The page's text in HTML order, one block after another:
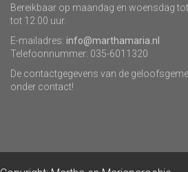
Bereikbaar op maandag en woensdag
tot 12.00 uur.
E-mailadres: info@marthamaria.nl
Telefoonnummer: 035-6011320
De contactgegevens van de
onder contact!